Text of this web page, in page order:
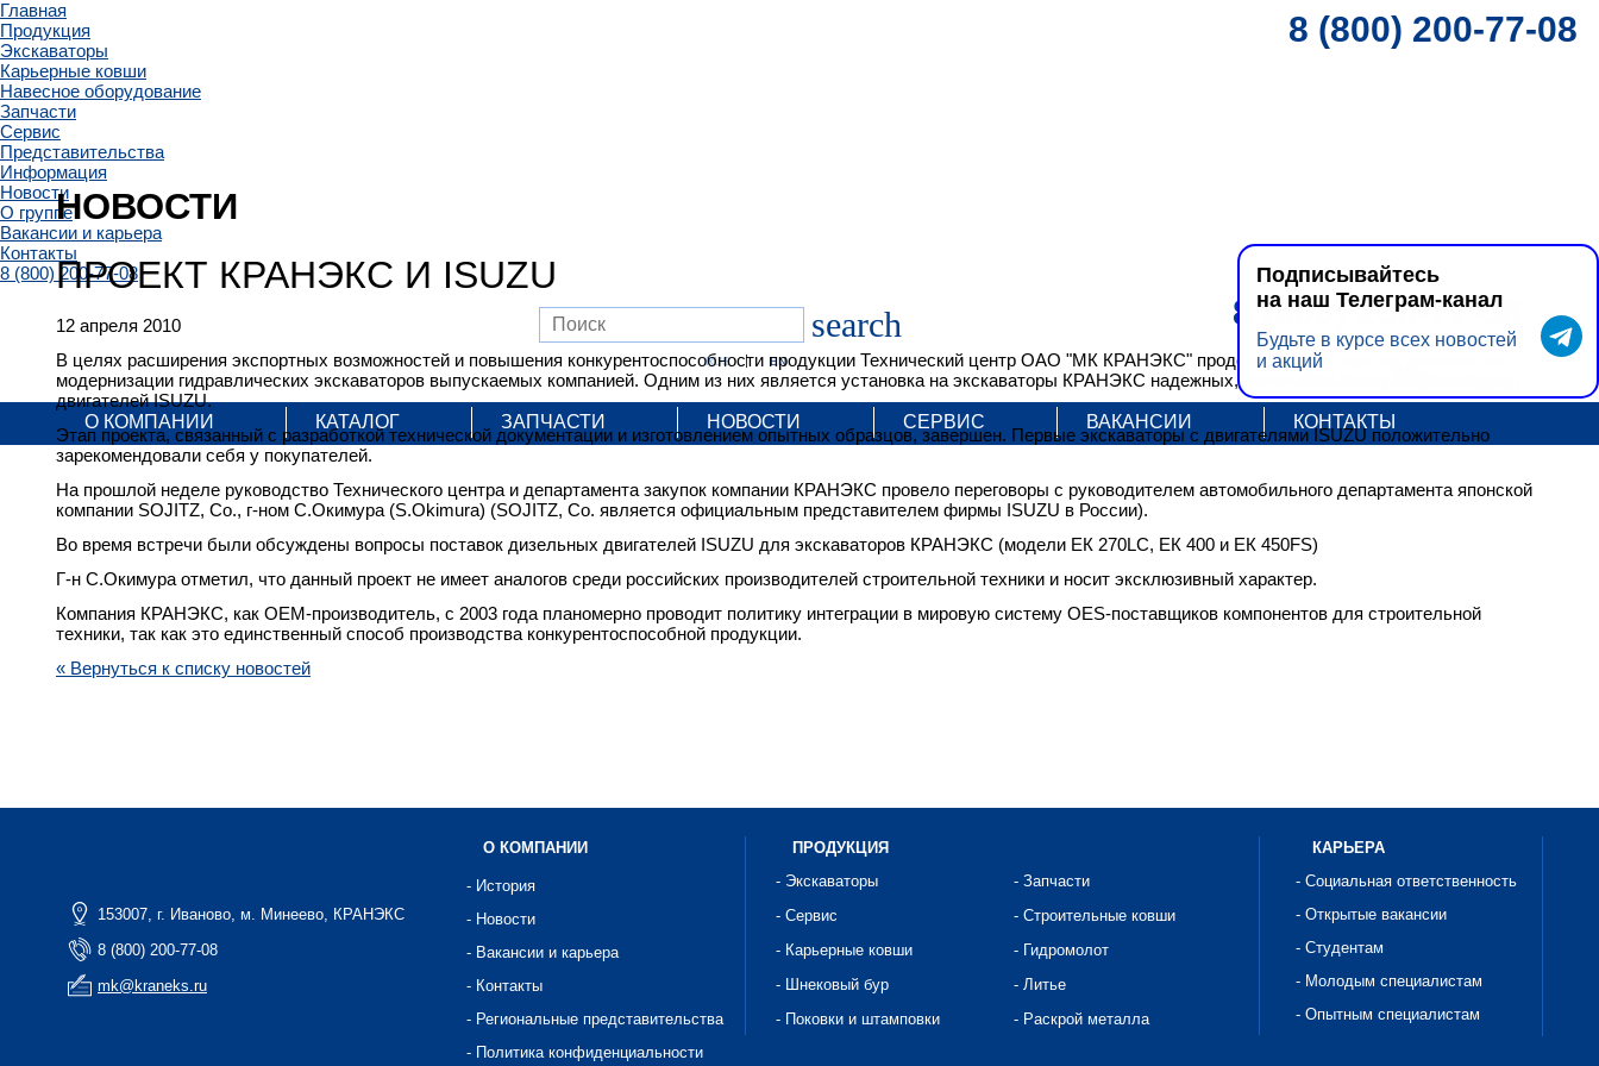
Главная
Продукция
Экскаваторы
Карьерные ковши
Навесное оборудование
Запчасти
Сервис
Представительства
Информация
Новости
О группе
Вакансии и карьера
Контакты
8 (800) 200-77-08
search
RUS EN
8 (800) 200-77-08
8 (800) 200-77-08
О КОМПАНИИ КАТАЛОГ ЗАПЧАСТИ НОВОСТИ СЕРВИС ВАКАНСИИ КОНТАКТЫ
НОВОСТИ
ПРОЕКТ КРАНЭКС И ISUZU
12 апреля 2010
В целях расширения экспортных возможностей и повышения конкурентоспособности продукции Технический центр ОАО "МК КРАНЭКС" продолжает реализацию проектов по
модернизации гидравлических экскаваторов выпускаемых компанией. Одним из них является установка на экскаваторы КРАНЭКС надежных, экономичных и экологичных
двигателей ISUZU.
Этап проекта, связанный с разработкой технической документации и изготовлением опытных образцов, завершен. Первые экскаваторы с двигателями ISUZU положительно
зарекомендовали себя у покупателей.
На прошлой неделе руководство Технического центра и департамента закупок компании КРАНЭКС провело переговоры с руководителем автомобильного департамента японской
компании SOJITZ, Co., г-ном С.Окимура (S.Okimura) (SOJITZ, Co. является официальным представителем фирмы ISUZU в России).
Во время встречи были обсуждены вопросы поставок дизельных двигателей ISUZU для экскаваторов КРАНЭКС (модели ЕК 270LC, ЕК 400 и ЕК 450FS)
Г-н С.Окимура отметил, что данный проект не имеет аналогов среди российских производителей строительной техники и носит эксклюзивный характер.
Компания КРАНЭКС, как OEM-производитель, с 2003 года планомерно проводит политику интеграции в мировую систему OES-поставщиков компонентов для строительной
техники, так как это единственный способ производства конкурентоспособной продукции.
« Вернуться к списку новостей
153007, г. Иваново, м. Минеево, КРАНЭКС
8 (800) 200-77-08
mk@kraneks.ru
О КОМПАНИИ
- История
- Новости
- Вакансии и карьера
- Контакты
- Региональные представительства
- Политика конфиденциальности
ПРОДУКЦИЯ
- Экскаваторы
- Запчасти
- Сервис
- Строительные ковши
- Карьерные ковши
- Гидромолот
- Шнековый бур
- Литье
- Поковки и штамповки
- Раскрой металла
КАРЬЕРА
- Социальная ответственность
- Открытые вакансии
- Студентам
- Молодым специалистам
- Опытным специалистам
Подписывайтесь
на наш Телеграм-канал
Будьте в курсе всех новостей
и акций